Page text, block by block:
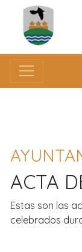
ACTA
Estas son las
celebrados